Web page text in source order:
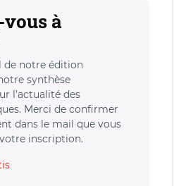
à
de notre édition
synthèse
l’actualité des
Merci de confirmer
dans le mail que vous
inscription.